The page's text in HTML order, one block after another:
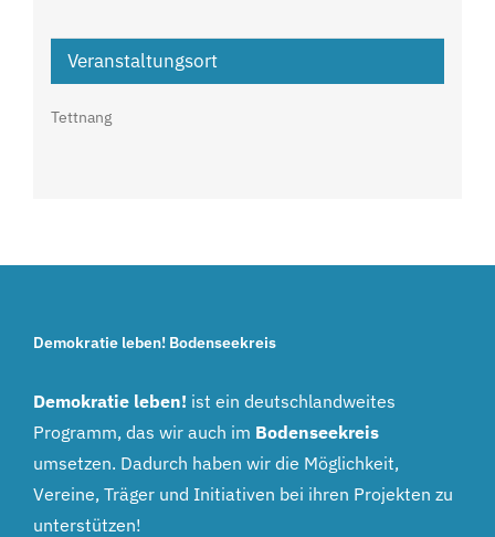
Veranstaltungsort
Tettnang
Demokratie leben! Bodenseekreis
Demokratie leben! ist ein deutschlandweites
Programm, das wir auch im Bodenseekreis
umsetzen. Dadurch haben wir die Möglichkeit,
Vereine, Träger und Initiativen bei ihren Projekten zu
unterstützen!